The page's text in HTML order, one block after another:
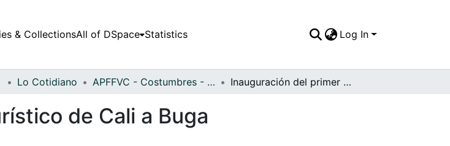
& CollectionsAll of DSpace Statistics Log In
Lo Cotidiano APFFVC - Costumbres - Patrimonial Inauguración del primer tren turístico de Cali a Buga
de Cali a Buga